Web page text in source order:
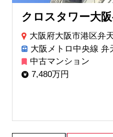
クロスタワー大
大阪府大阪市港区弁
大阪メトロ中央線 弁
中古マンション
7,480万円